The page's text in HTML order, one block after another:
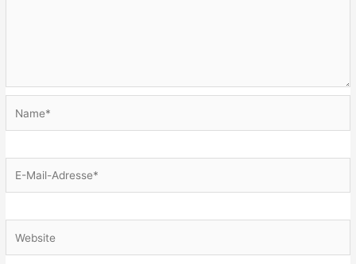
Mail-